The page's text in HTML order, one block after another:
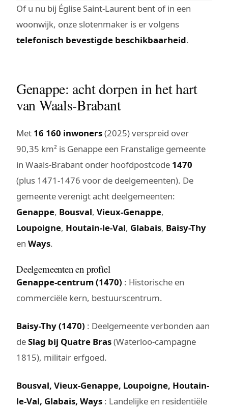
Of u nu bij Église Saint-Laurent bent of in een
woonwijk, onze slotenmaker is er volgens
telefonisch bevestigde beschikbaarheid.
Genappe: acht dorpen in het hart
van Waals-Brabant
Met 16 160 inwoners(2025) verspreid over
90,35 km² is Genappe een Franstalige gemeente
in Waals-Brabant onder hoofdpostcode 1470
(plus 1471-1476 voor de deelgemeenten). De
gemeente verenigt acht deelgemeenten:
Genappe, Bousval, Vieux-Genappe,
Loupoigne, Houtain-le-Val, Glabais, Baisy-Thy
en Ways.
Deelgemeenten en profiel
Genappe-centrum (1470) : Historische en
commerciële kern, bestuurscentrum.
Baisy-Thy (1470) : Deelgemeente verbonden aan
deSlag bij Quatre Bras(Waterloo-campagne
1815), militair erfgoed.
Bousval, Vieux-Genappe, Loupoigne, Houtain-
le-Val, Glabais, Ways : Landelijke en residentiële